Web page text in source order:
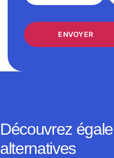
Découvrez
alternatives